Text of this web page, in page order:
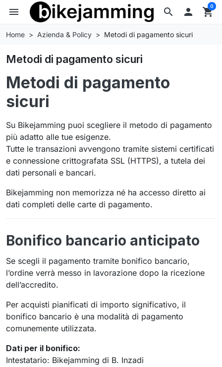
search
menu  shopping_cart
0
Home Azienda & Policy Metodi di pagamento sicuri
Metodi di pagamento sicuri
Metodi di pagamento
sicuri
Su Bikejamming puoi scegliere il metodo di pagamento
più adatto alle tue esigenze.
Tutte le transazioni avvengono tramite sistemi certificati
e connessione crittografata SSL (HTTPS), a tutela dei
dati personali e bancari.
Bikejamming non memorizza né ha accesso diretto ai
dati completi delle carte di pagamento.
Bonifico bancario anticipato
Se scegli il pagamento tramite bonifico bancario,
l’ordine verrà messo in lavorazione dopo la ricezione
dell’accredito.
Per acquisti pianificati di importo significativo, il
bonifico bancario è una modalità di pagamento
comunemente utilizzata.
Dati per il bonifico:
Intestatario: Bikejamming di B. Inzadi